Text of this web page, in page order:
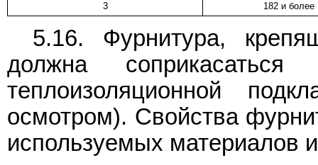
3
182 и более
5.16. Фурнитура,
должна
теплоизоляционной
осмотром). Свойства
используемых материалов